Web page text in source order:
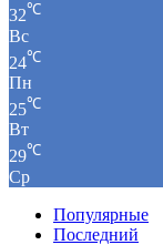
32℃
Вс
24℃
Пн
25℃
Вт
29℃
Ср
Популярные
Последний